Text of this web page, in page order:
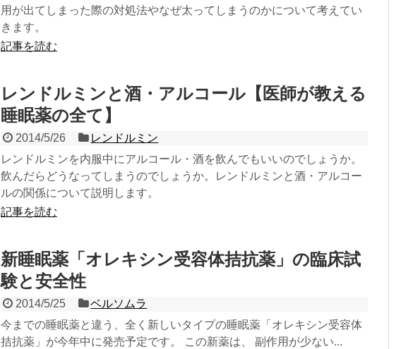
用が出てしまった際の対処法やなぜ太ってしまうのかについて考えてい
きます。
記事を読む
レンドルミンと酒・アルコール【医師が教える
睡眠薬の全て】
2014/5/26
レンドルミン
レンドルミンを内服中にアルコール・酒を飲んでもいいのでしょうか。
飲んだらどうなってしまうのでしょうか。レンドルミンと酒・アルコー
ルの関係について説明します。
記事を読む
新睡眠薬「オレキシン受容体拮抗薬」の臨床試
験と安全性
2014/5/25
ベルソムラ
今までの睡眠薬と違う、全く新しいタイプの睡眠薬「オレキシン受容体
拮抗薬」が今年中に発売予定です。 この新薬は、 副作用が少ない...